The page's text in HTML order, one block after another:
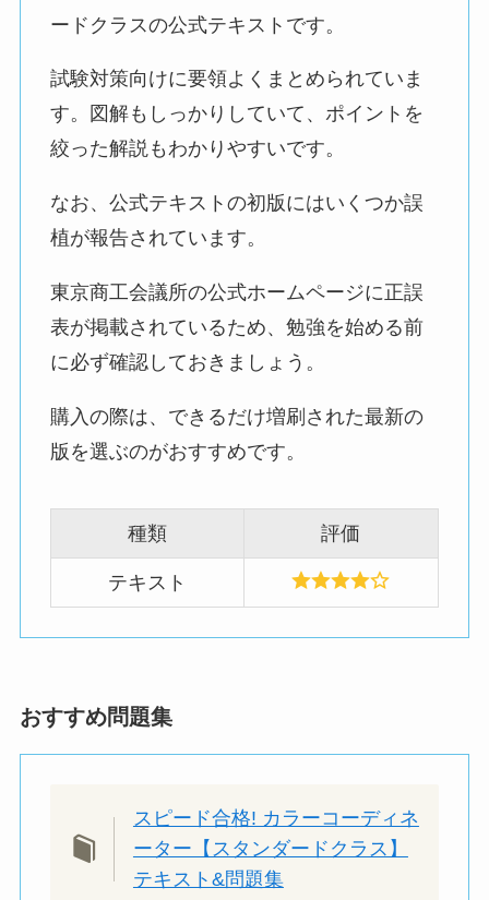
ードクラスの公式テキストです。
試験対策向けに要領よくまとめられていま
す。図解もしっかりしていて、ポイントを
絞った解説もわかりやすいです。
なお、公式テキストの初版にはいくつか誤
植が報告されています。
東京商工会議所の公式ホームページに正誤
表が掲載されているため、勉強を始める前
に必ず確認しておきましょう。
購入の際は、できるだけ増刷された最新の
版を選ぶのがおすすめです。
種類 評価
テキスト
おすすめ問題集
スピード合格! カラーコーディネ
ーター【スタンダードクラス】
テキスト&問題集